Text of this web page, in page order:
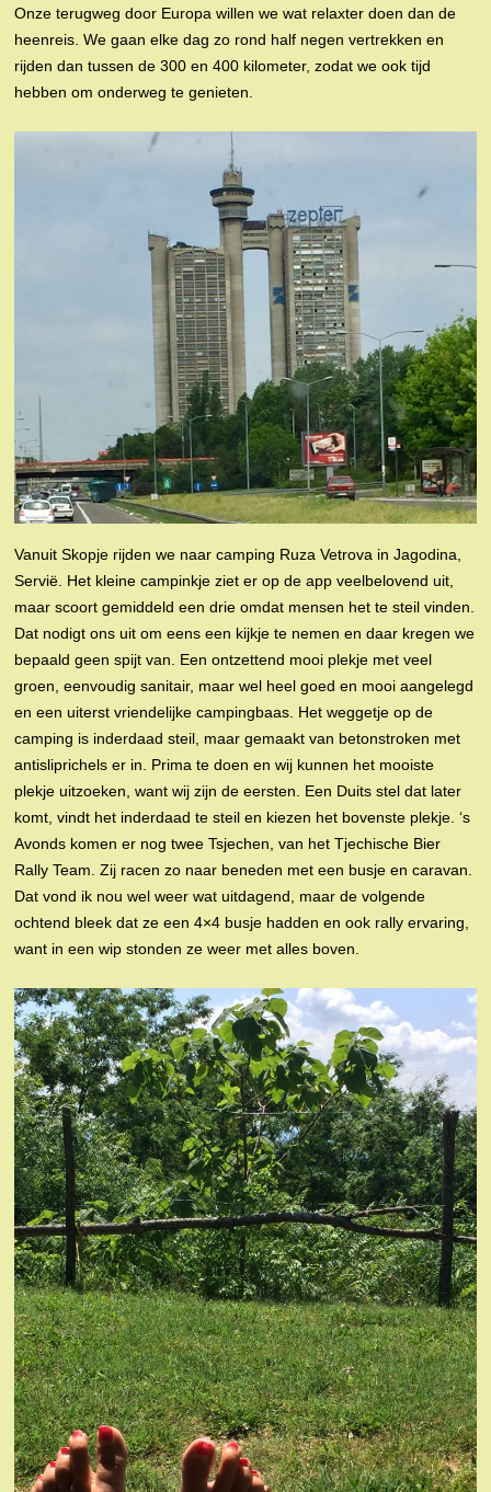
Onze terugweg door Europa willen we wat relaxter doen dan de
heenreis. We gaan elke dag zo rond half negen vertrekken en
rijden dan tussen de 300 en 400 kilometer, zodat we ook tijd
hebben om onderweg te genieten.
Vanuit Skopje rijden we naar camping Ruza Vetrova in Jagodina,
Servië. Het kleine campinkje ziet er op de app veelbelovend uit,
maar scoort gemiddeld een drie omdat mensen het te steil vinden.
Dat nodigt ons uit om eens een kijkje te nemen en daar kregen we
bepaald geen spijt van. Een ontzettend mooi plekje met veel
groen, eenvoudig sanitair, maar wel heel goed en mooi aangelegd
en een uiterst vriendelijke campingbaas. Het weggetje op de
camping is inderdaad steil, maar gemaakt van betonstroken met
antisliprichels er in. Prima te doen en wij kunnen het mooiste
plekje uitzoeken, want wij zijn de eersten. Een Duits stel dat later
komt, vindt het inderdaad te steil en kiezen het bovenste plekje. ‘s
Avonds komen er nog twee Tsjechen, van het Tjechische Bier
Rally Team. Zij racen zo naar beneden met een busje en caravan.
Dat vond ik nou wel weer wat uitdagend, maar de volgende
ochtend bleek dat ze een 4×4 busje hadden en ook rally ervaring,
want in een wip stonden ze weer met alles boven.